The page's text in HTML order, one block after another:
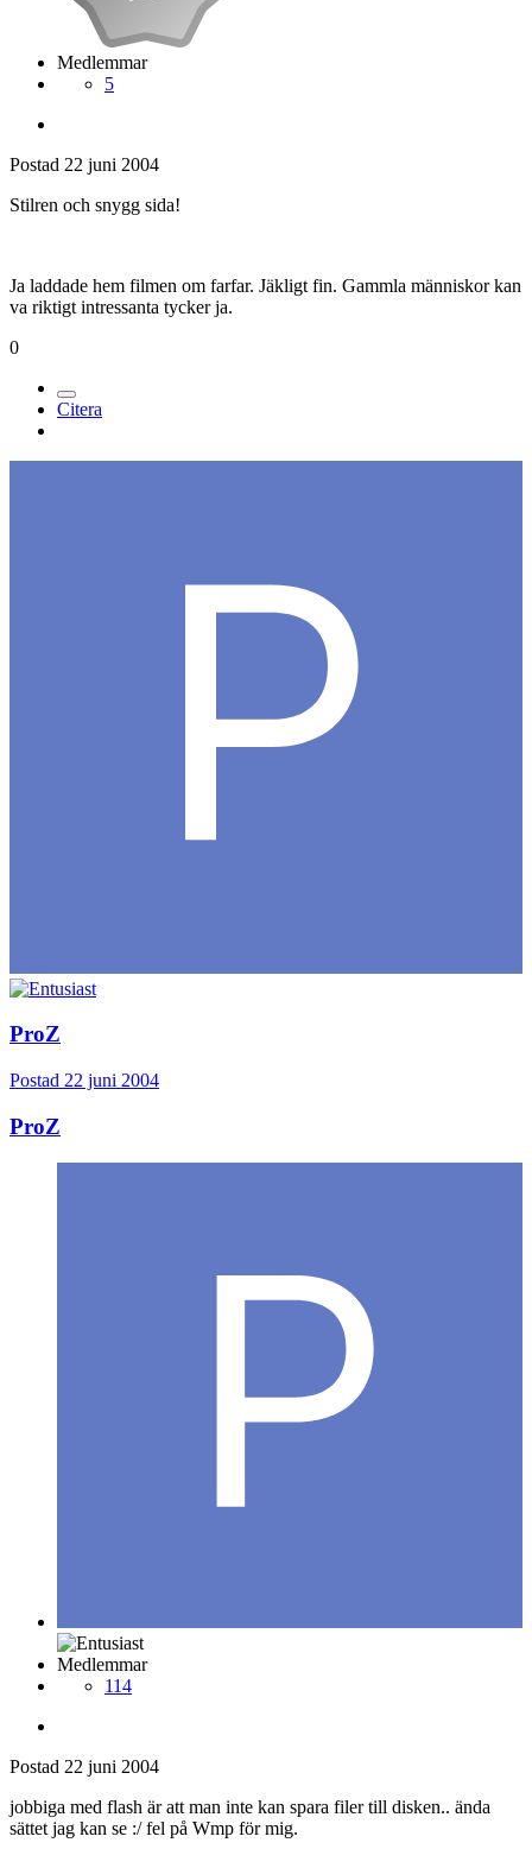
Medlemmar
5
Postad 22 juni 2004
Stilren och snygg sida!
Ja laddade hem filmen om farfar. Jäkligt fin. Gammla människor kan
va riktigt intressanta tycker ja.
0
Citera
ProZ
Postad 22 juni 2004
ProZ
Medlemmar
114
Postad 22 juni 2004
jobbiga med flash är att man inte kan spara filer till disken.. ända
sättet jag kan se :/ fel på Wmp för mig.